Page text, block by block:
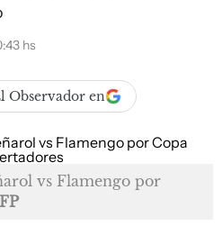
hs
Observador en
vs Flamengo por